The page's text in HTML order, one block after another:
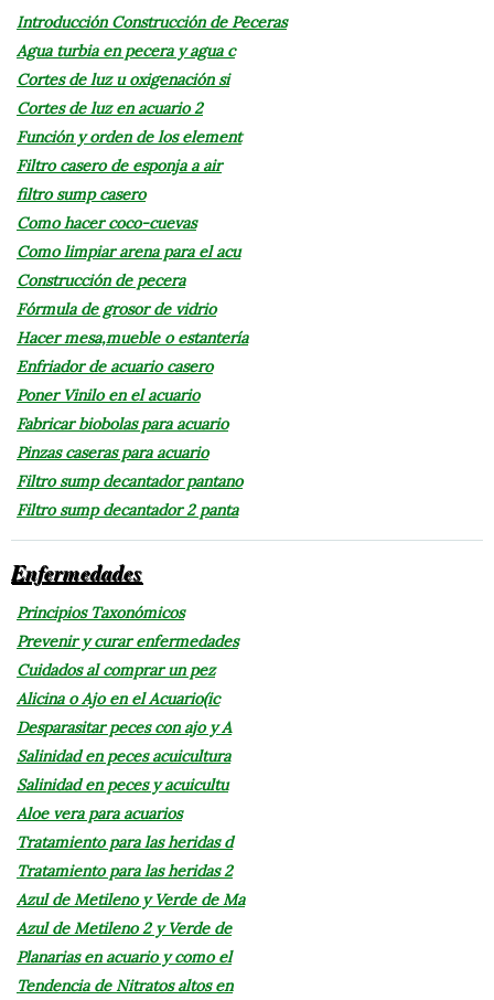
Introducción Construcción de Peceras
Agua turbia en pecera y agua c
Cortes de luz u oxigenación si
Cortes de luz en acuario 2
Función y orden de los element
Filtro casero de esponja a air
filtro sump casero
Como hacer coco-cuevas
Como limpiar arena para el acu
Construcción de pecera
Fórmula de grosor de vidrio
Hacer mesa,mueble o estantería
Enfriador de acuario casero
Poner Vinilo en el acuario
Fabricar biobolas para acuario
Pinzas caseras para acuario
Filtro sump decantador pantano
Filtro sump decantador 2 panta
Enfermedades
Principios Taxonómicos
Prevenir y curar enfermedades
Cuidados al comprar un pez
Alicina o Ajo en el Acuario(ic
Desparasitar peces con ajo y A
Salinidad en peces acuicultura
Salinidad en peces y acuicultu
Aloe vera para acuarios
Tratamiento para las heridas d
Tratamiento para las heridas 2
Azul de Metileno y Verde de Ma
Azul de Metileno 2 y Verde de
Planarias en acuario y como el
Tendencia de Nitratos altos en